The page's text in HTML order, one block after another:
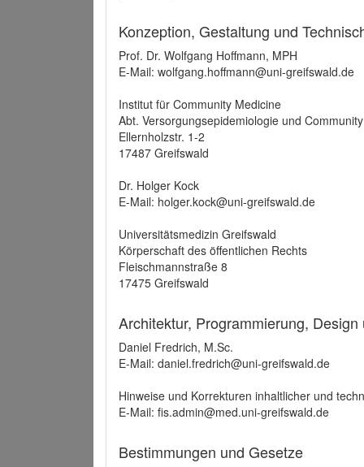
Konzeption, Gestaltung und
Prof. Dr. Wolfgang Hoffmann, MPH
E-Mail: wolfgang.hoffmann@uni-greifswald.de
Institut für Community Medicine
Abt. Versorgungsepidemiologie und
Ellernholzstr. 1-2
17487 Greifswald
Dr. Holger Kock
E-Mail: holger.kock@uni-greifswald.de
Universitätsmedizin Greifswald
Körperschaft des öffentlichen Rechts
Fleischmannstraße 8
17475 Greifswald
Architektur, Programmierung,
Daniel Fredrich, M.Sc.
E-Mail: daniel.fredrich@uni-greifswald.de
Hinweise und Korrekturen inhaltlicher und
E-Mail: fis.admin@med.uni-greifswald.de
Bestimmungen und Gesetze